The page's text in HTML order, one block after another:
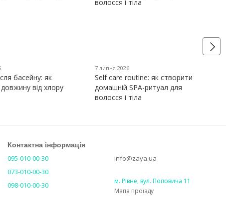
басейну: як
від хлору
7 липня 2026
Self care routine: як створити
домашній SPA-ритуал для
волосся і тіла
Контактна інформація
095-010-00-30
073-010-00-30
098-010-00-30
info@zaya.ua
м. Рівне, вул. Поповича 11
Мапа проїзду